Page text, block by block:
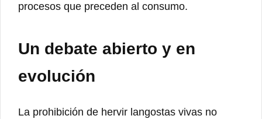
procesos que preceden al consumo.
Un debate abierto y en
evolución
La prohibición de hervir langostas vivas no